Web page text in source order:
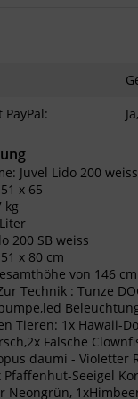
Juvel Lido 200 weiss
x 65
kg
200 SB weiss
x 80 cm
von 146
Technik : Tunze
Tieren: 1x Hawaii-
Falsche
daumi - Violetter
Pfaffenhut-Seeigel
Neongrün,